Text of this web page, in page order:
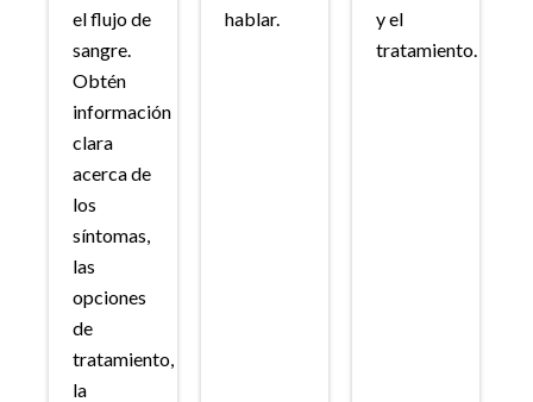
el flujo de
sangre.
Obtén
información
clara
acerca de
los
síntomas,
las
opciones
de
tratamiento,
la
hablar.
y el
tratamiento.